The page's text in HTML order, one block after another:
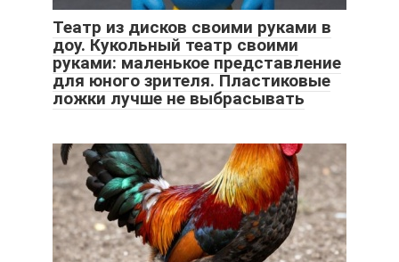
Театр из дисков своими руками в
доу. Кукольный театр своими
руками: маленькое представление
для юного зрителя. Пластиковые
ложки лучше не выбрасывать